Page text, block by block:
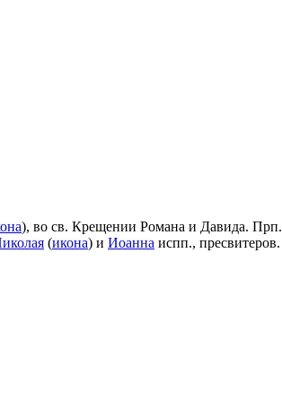
), во св. Крещении Романа и Давида. Прп.
(икона) и Иоанна испп., пресвитеров.